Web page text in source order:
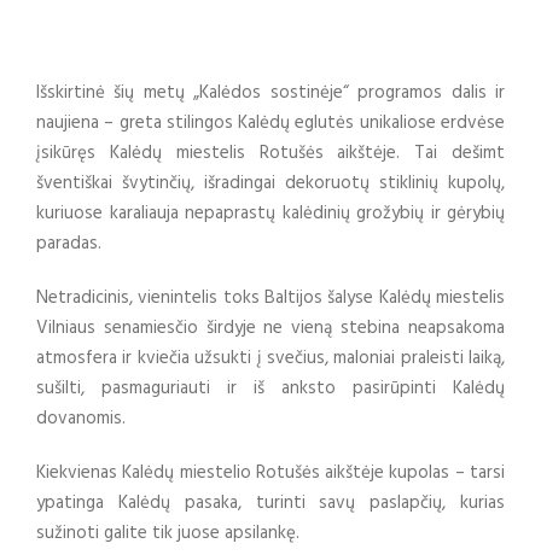
Išskirtinė šių metų „Kalėdos sostinėje“ programos dalis ir
naujiena – greta stilingos Kalėdų eglutės unikaliose erdvėse
įsikūręs Kalėdų miestelis Rotušės aikštėje. Tai dešimt
šventiškai švytinčių, išradingai dekoruotų stiklinių kupolų,
kuriuose karaliauja nepaprastų kalėdinių grožybių ir gėrybių
paradas.
Netradicinis, vienintelis toks Baltijos šalyse Kalėdų miestelis
Vilniaus senamiesčio širdyje ne vieną stebina neapsakoma
atmosfera ir kviečia užsukti į svečius, maloniai praleisti laiką,
sušilti, pasmaguriauti ir iš anksto pasirūpinti Kalėdų
dovanomis.
Kiekvienas Kalėdų miestelio Rotušės aikštėje kupolas – tarsi
ypatinga Kalėdų pasaka, turinti savų paslapčių, kurias
sužinoti galite tik juose apsilankę.